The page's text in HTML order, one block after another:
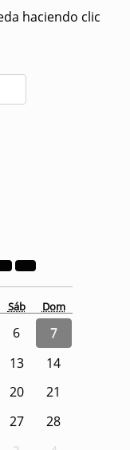
haciendo clic
Sáb Dom
6
7
13
14
20
21
27
28